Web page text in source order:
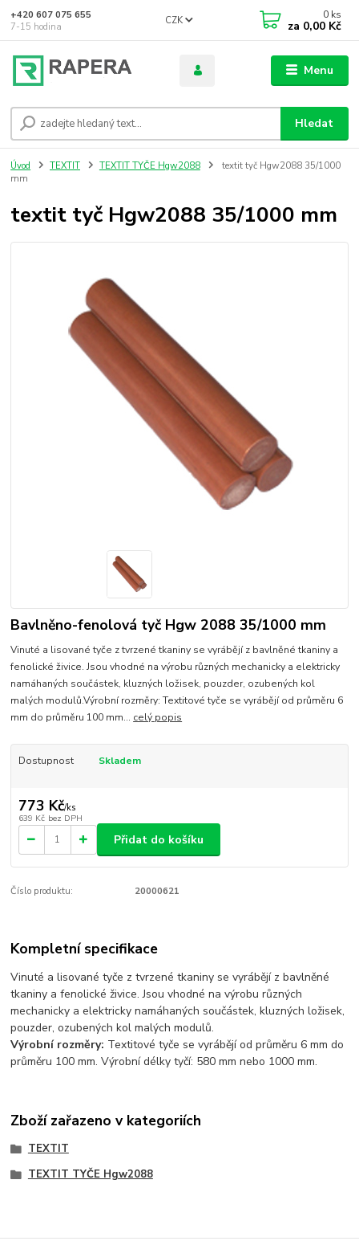
Menu
CZK
Hledat
+420 607 075 655
7-15 hodina
0 ks
za 0,00 Kč
Úvod TEXTIT TEXTIT TYČE Hgw2088
textit tyč Hgw2088 35/1000
mm
textit tyč Hgw2088 35/1000 mm
Bavlněno-fenolová tyč Hgw 2088 35/1000 mm
Vinuté a lisované tyče z tvrzené tkaniny se vyrábějí z bavlněné tkaniny a
fenolické živice. Jsou vhodné na výrobu různých mechanicky a elektricky
namáhaných součástek, kluzných ložisek, pouzder, ozubených kol
malých modulů.Výrobní rozměry: Textitové tyče se vyrábějí od průměru 6
mm do průměru 100 mm... celý popis
Dostupnost Skladem
773 Kč/ks
639 Kč bez DPH
Přidat do košíku
Číslo produktu: 20000621
Kompletní specifikace
Vinuté a lisované tyče z tvrzené tkaniny se vyrábějí z bavlněné
tkaniny a fenolické živice. Jsou vhodné na výrobu různých
mechanicky a elektricky namáhaných součástek, kluzných ložisek,
pouzder, ozubených kol malých modulů.
Výrobní rozměry: Textitové tyče se vyrábějí od průměru 6 mm do
průměru 100 mm. Výrobní délky tyčí: 580 mm nebo 1000 mm.
Zboží zařazeno v kategoriích
TEXTIT
TEXTIT TYČE Hgw2088